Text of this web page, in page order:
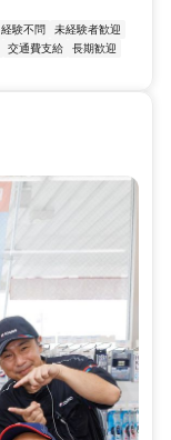
経験不問
未経験者歓迎
交通費支給
長期歓迎